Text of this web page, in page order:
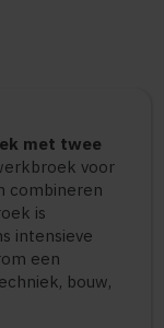
met twee
voor
combineren
is
intensieve
een
bouw,